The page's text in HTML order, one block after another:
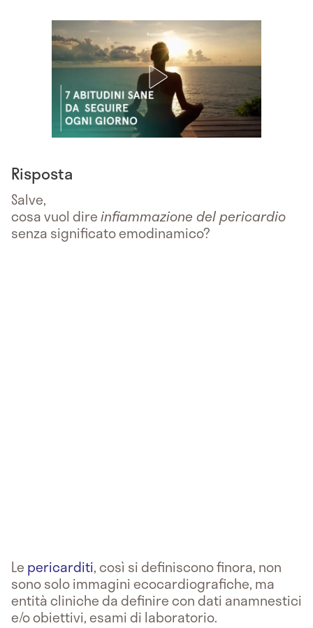
Risposta
Salve,
cosa vuol direinfiammazione del pericardio
senza significato emodinamico?
Le pericarditi, così si definiscono finora, non
sono solo immagini ecocardiografiche, ma
entità cliniche da definire con dati anamnestici
e/o obiettivi, esami di laboratorio.